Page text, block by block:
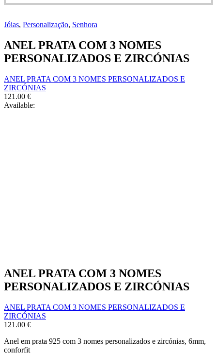
may
chosen
the
product
page
variants.
options
may
be
on
Jóias, Personalização, Senhora
ANEL PRATA COM 3 NOMES
PERSONALIZADOS E ZIRCÓNIAS
ANEL PRATA COM 3 NOMES PERSONALIZADOS E
ZIRCÓNIAS
121.00 €
Available:
ANEL PRATA COM 3 NOMES
PERSONALIZADOS E ZIRCÓNIAS
ANEL PRATA COM 3 NOMES PERSONALIZADOS E
ZIRCÓNIAS
121.00 €
Anel em prata 925 com 3 nomes personalizados e zircónias, 6mm,
conforfit